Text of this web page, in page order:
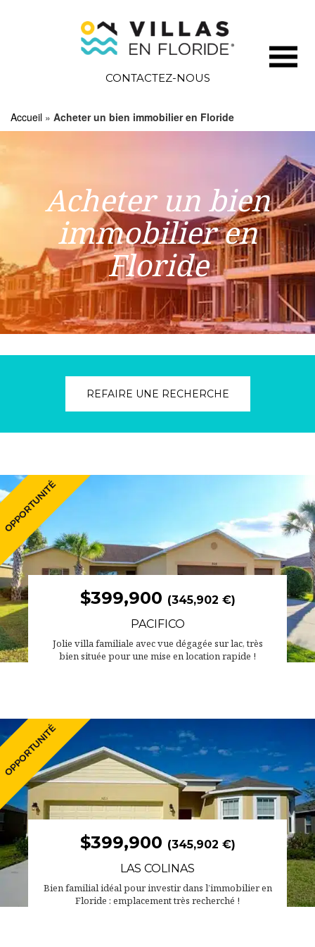
CONTACTEZ-NOUS
Accueil » Acheter un bien immobilier en Floride
Acheter un bien
immobilier en
Floride
REFAIRE UNE RECHERCHE
$399,900 (345,902 €)
PACIFICO
Jolie villa familiale avec vue dégagée sur lac, très
bien située pour une mise en location rapide !
$399,900 (345,902 €)
LAS COLINAS
Bien familial idéal pour investir dans l’immobilier en
Floride : emplacement très recherché !